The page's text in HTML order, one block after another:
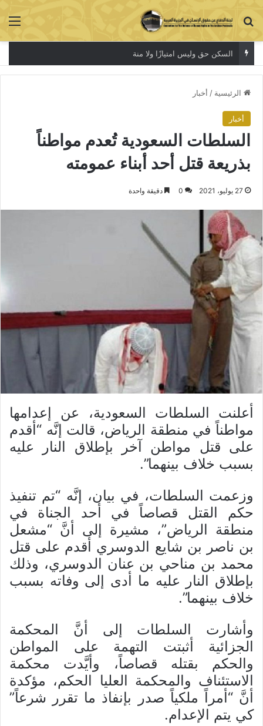
بحث عن
السكن حق وليس امتيازًا ولا منة
الرئيسية / أخبار
أخبار
السلطات السعودية تُعدم مواطناً
بذريعة قتل أحد أبناء عمومته
27 يوليو، 2021 0 دقيقة واحدة
أعلنت السلطات السعودية، عن إعدامها
مواطناً في منطقة الرياض، قالت إنَّه “أقدم
على قتل مواطن آخر بإطلاق النار عليه
بسبب خلاف بينهما”.
وزعمت السلطات، في بيان، إنَّه “تم تنفيذ
حكم القتل قصاصاً في أحد الجناة في
منطقة الرياض”، مشيرة إلى أنَّ “مشعل
بن ناصر بن شايع الدوسري أقدم على قتل
محمد بن مناحي بن عنان الدوسري، وذلك
بإطلاق النار عليه ما أدى إلى وفاته بسبب
خلاف بينهما”.
وأشارت السلطات إلى أنَّ المحكمة
الجزائية أثبتت التهمة على المواطن
والحكم بقتله قصاصاً، وأيَّدت محكمة
الاستئناف والمحكمة العليا الحكم، مؤكدة
أنَّ “أمراً ملكياً صدر بإنفاذ ما تقرر شرعاً”
كي يتم الإعدام.